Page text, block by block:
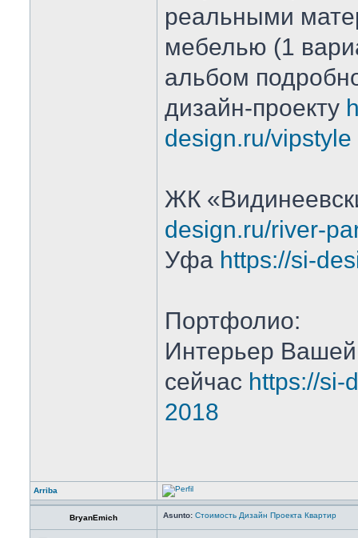
реальными
мебелью (1
альбом
дизайн-проекту
design.ru/vipstyle
ЖК
design.ru/river-
Уфа https://si-
Портфолио:
Интерьер
сейчас https://si-
2018
Arriba
BryanEmich Asunto: Стоимость Дизайн Проекта Квартир